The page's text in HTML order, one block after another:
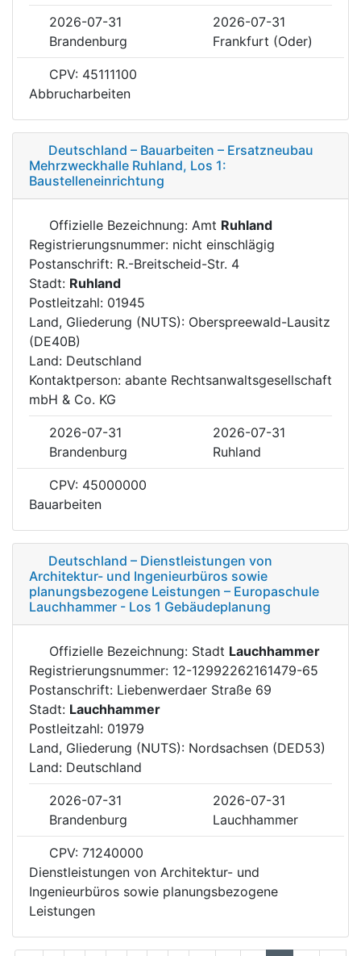
2026-07-31
2026-07-31
Brandenburg
Frankfurt (Oder)
CPV: 45111100
Abbrucharbeiten
Deutschland – Bauarbeiten – Ersatzneubau
Mehrzweckhalle Ruhland, Los 1:
Baustelleneinrichtung
Offizielle Bezeichnung: Amt Ruhland
Registrierungsnummer: nicht einschlägig
Postanschrift: R.-Breitscheid-Str. 4
Stadt: Ruhland
Postleitzahl: 01945
Land, Gliederung (NUTS): Oberspreewald-Lausitz
(DE40B)
Land: Deutschland
Kontaktperson: abante Rechtsanwaltsgesellschaft
mbH & Co. KG
2026-07-31
2026-07-31
Brandenburg
Ruhland
CPV: 45000000
Bauarbeiten
Deutschland – Dienstleistungen von
Architektur- und Ingenieurbüros sowie
planungsbezogene Leistungen – Europaschule
Lauchhammer - Los 1 Gebäudeplanung
Offizielle Bezeichnung: Stadt Lauchhammer
Registrierungsnummer: 12-12992262161479-65
Postanschrift: Liebenwerdaer Straße 69
Stadt: Lauchhammer
Postleitzahl: 01979
Land, Gliederung (NUTS): Nordsachsen (DED53)
Land: Deutschland
2026-07-31
2026-07-31
Brandenburg
Lauchhammer
CPV: 71240000
Dienstleistungen von Architektur- und
Ingenieurbüros sowie planungsbezogene
Leistungen